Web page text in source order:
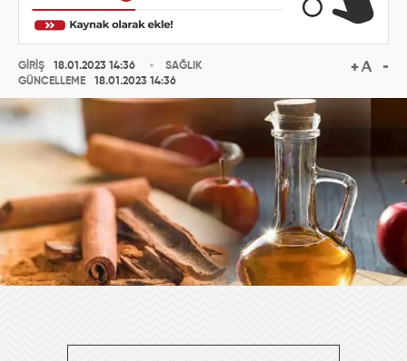
GİRİŞ
18.01.2023 14:36
GÜNCELLEME
18.01.2023 14:36
SAĞLIK